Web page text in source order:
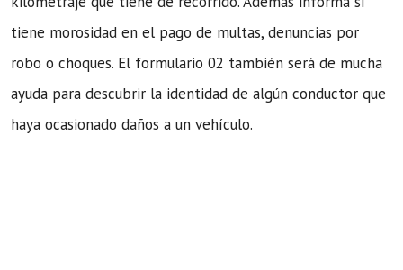
tiene morosidad en el pago de multas, denuncias por
robo o choques. El formulario 02 también será de mucha
ayuda para descubrir la identidad de algún conductor que
haya ocasionado daños a un vehículo.